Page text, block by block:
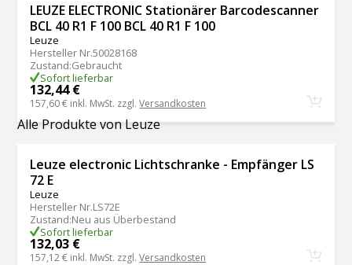
LEUZE ELECTRONIC Stationärer Barcodescanner
BCL 40 R1 F 100 BCL 40 R1 F 100
Leuze
Hersteller Nr.50028168
Zustand:Gebraucht
Sofort lieferbar
132,44 €
157,60 € inkl. MwSt. zzgl.Versandkosten
Alle Produkte von Leuze
Leuze electronic Lichtschranke - Empfänger LS
72 E
Leuze
Hersteller Nr.LS72E
Zustand:Neu aus Überbestand
Sofort lieferbar
132,03 €
157,12 € inkl. MwSt. zzgl.Versandkosten